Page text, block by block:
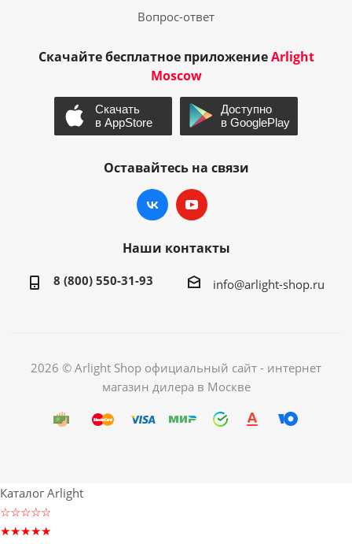
Вопрос-ответ
Скачайте бесплатное приложениеArlight
Moscow
Оставайтесь на связи
Наши контакты
8 (800) 550-31-93 info@arlight-shop.ru
2026 © Arlight Shop официальный сайт - интернет
магазин дилера в Москве
Каталог Arlight
☆☆☆☆☆
★★★★★